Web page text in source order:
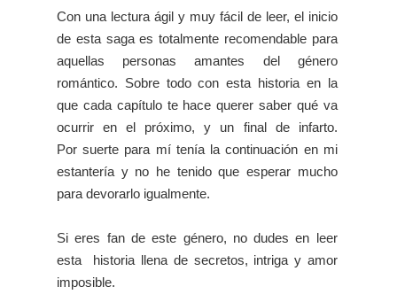
Con una lectura ágil y muy fácil de leer, el inicio
de esta saga es totalmente recomendable para
aquellas personas amantes del género
romántico. Sobre todo con esta historia en la
que cada capítulo te hace querer saber qué va
ocurrir en el próximo, y un final de infarto.
Porsuerte para mí tenía la continuación en mi
estantería y no he tenido que esperar mucho
para devorarlo igualmente.
Si eres fan de este género, no dudes en leer
esta historia llena de secretos, intriga y amor
imposible.